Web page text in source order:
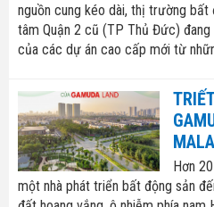
Marine City
Đông Tăng Long
Căn hộ La Pura
Nhà đất bán 01
Nhà đất bán 02
Nhà đất bán 03
nguồn cung kéo dài, thị trường
tâm Quận 2 cũ (TP Thủ Đức)
của các dự án cao cấp mới từ
Hơn
một nhà phát triển bất động sản